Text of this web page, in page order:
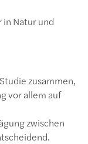
Natur und
zusammen,
vor allem auf
zwischen